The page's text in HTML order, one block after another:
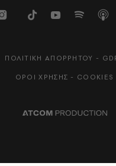
ΠΟΛΙΤΙΚΗ ΑΠΟΡΡΗΤΟΥ -
ΟΡΟΙ ΧΡΗΣΗΣ - COOKIES